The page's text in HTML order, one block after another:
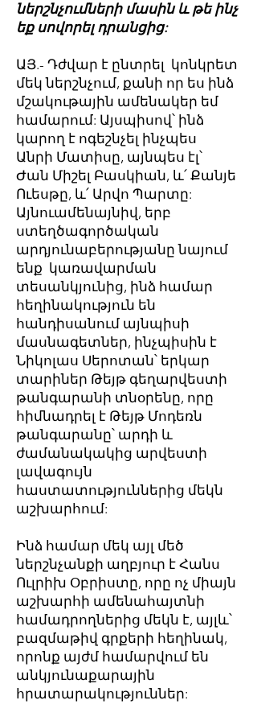
ներշնչումների մասին և թե ինչ
եք սովորել դրանցից:
ԱՅ.- Դժվար է ընտրել կոնկրետ
մեկ ներշնչում, քանի որ ես ինձ
մշակութային ամենակեր եմ
համարում: Այսպիսով՝ ինձ
կարող է ոգեշնչել ինչպես
Անրի Մատիսը, այնպես էլ՝
Ժան Միշել Բասկիան, և՛ Քանյե
Ուեսթը, և՛ Արվո Պարտը:
Այնուամենայնիվ, երբ
ստեղծագործական
արդյունաբերությանը նայում
ենք կառավարման
տեսանկյունից, ինձ համար
հեղինակություն են
հանդիսանում այնպիսի
մասնագետներ, ինչպիսին է
Նիկոլաս Սերոտան՝ երկար
տարիներ Թեյթ գեղարվեստի
թանգարանի տնօրենը, որը
հիմնադրել է Թեյթ Մոդեռն
թանգարանը՝ արդի և
ժամանակակից արվեստի
լավագույն
հաստատություններից մեկն
աշխարհում:
Ինձ համար մեկ այլ մեծ
ներշնչանքի աղբյուր է Հանս
Ուլրիխ Օբրիստը, որը ոչ միայն
աշխարհի ամենահայտնի
համադրողներից մեկն է, այլև՝
բազմաթիվ գրքերի հեղինակ,
որոնք այժմ համարվում են
անկյունաքարային
հրատարակություններ: